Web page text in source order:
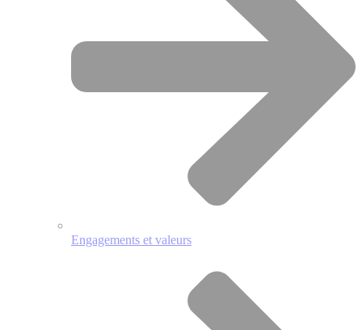
Engagements et valeurs